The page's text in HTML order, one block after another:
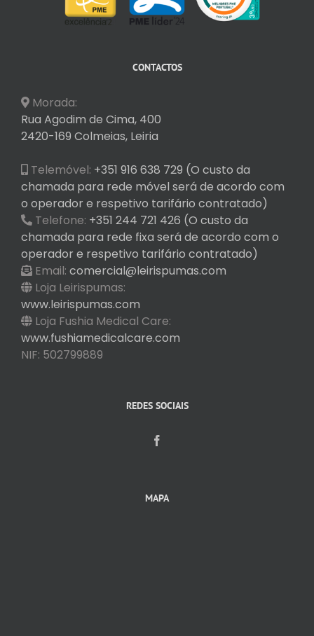
CONTACTOS
Morada:
Rua Agodim de Cima, 400
2420-169 Colmeias, Leiria
Telemóvel: +351 916 638 729 (O custo da
chamada para rede móvel será de acordo com
o operador e respetivo tarifário contratado)
Telefone: +351 244 721 426 (O custo da
chamada para rede fixa será de acordo com o
operador e respetivo tarifário contratado)
Email: comercial@leirispumas.com
Loja Leirispumas:
www.leirispumas.com
Loja Fushia Medical Care:
www.fushiamedicalcare.com
NIF: 502799889
REDES SOCIAIS
MAPA